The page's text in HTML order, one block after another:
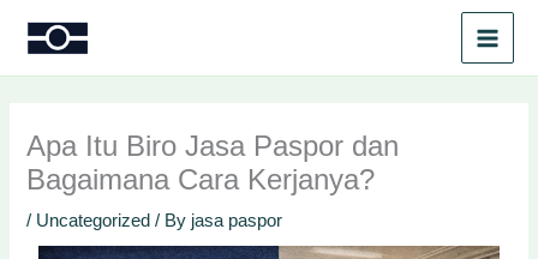
Apa Itu Biro Jasa Paspor dan
Bagaimana Cara Kerjanya?
/ Uncategorized / By jasa paspor